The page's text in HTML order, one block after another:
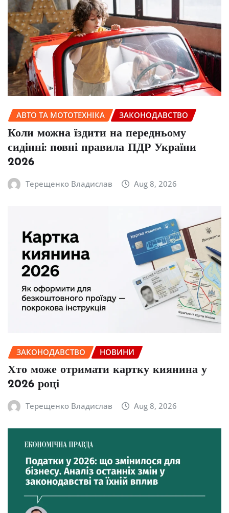
АВТО ТА МОТОТЕХНІКА ЗАКОНОДАВСТВО
Коли можна їздити на передньому
сидінні: повні правила ПДР України
2026
Терещенко Владислав Aug 8, 2026
ЗАКОНОДАВСТВО НОВИНИ
Хто може отримати картку киянина у
2026 році
Терещенко Владислав Aug 8, 2026